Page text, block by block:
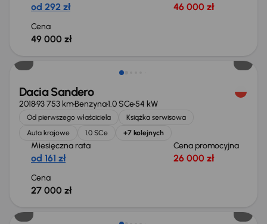
od 292 zł 46 000 zł
Cena
49 000 zł
Dacia Sandero
201893 753 kmBenzyna1.0 SCe54 kW
Od pierwszego właściciela
Książka serwisowa
Auta krajowe
1.0 SCe +7 kolejnych
Miesięczna rata
od 161 zł
Cena promocyjna
26 000 zł
Cena
27 000 zł